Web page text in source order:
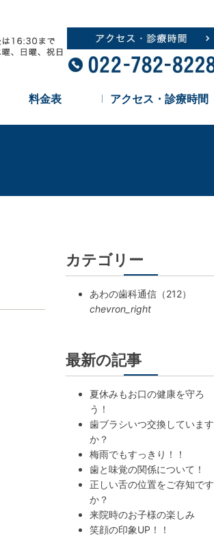
料金表 アクセス・診療時間
カテゴリー
あわの歯科通信（212）
chevron_right
最新の記事
夏休みもお口の健康を守ろ
う！
歯ブラシいつ交換しています
か？
梅雨でもすっきり！！
歯と味覚の関係について！
正しい舌の位置をご存知です
か？
来院時のお子様の楽しみ
笑顔の印象UP！！